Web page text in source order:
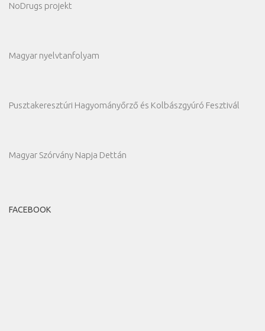
NoDrugs projekt
Magyar nyelvtanfolyam
Pusztakeresztúri Hagyományőrző és Kolbászgyúró Fesztivál
Magyar Szórvány Napja Dettán
FACEBOOK